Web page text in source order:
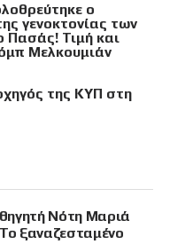
ο
γενοκτονίας των
Πασάς! Τιμή και
Μελκουμιάν
της ΚΥΠ στη
Νότη Μαριά
ξαναζεσταμένο